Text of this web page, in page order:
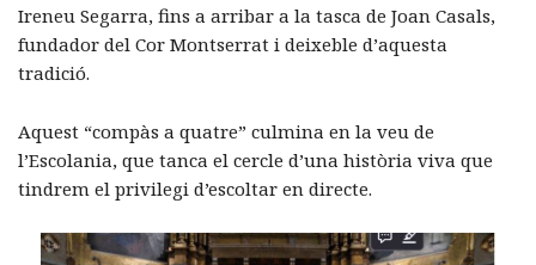
Ireneu Segarra, fins a arribar a la tasca de Joan Casals,
fundador del Cor Montserrat i deixeble d’aquesta
tradició.
Aquest “compàs a quatre” culmina en la veu de
l’Escolania, que tanca el cercle d’una història viva que
tindrem el privilegi d’escoltar en directe.